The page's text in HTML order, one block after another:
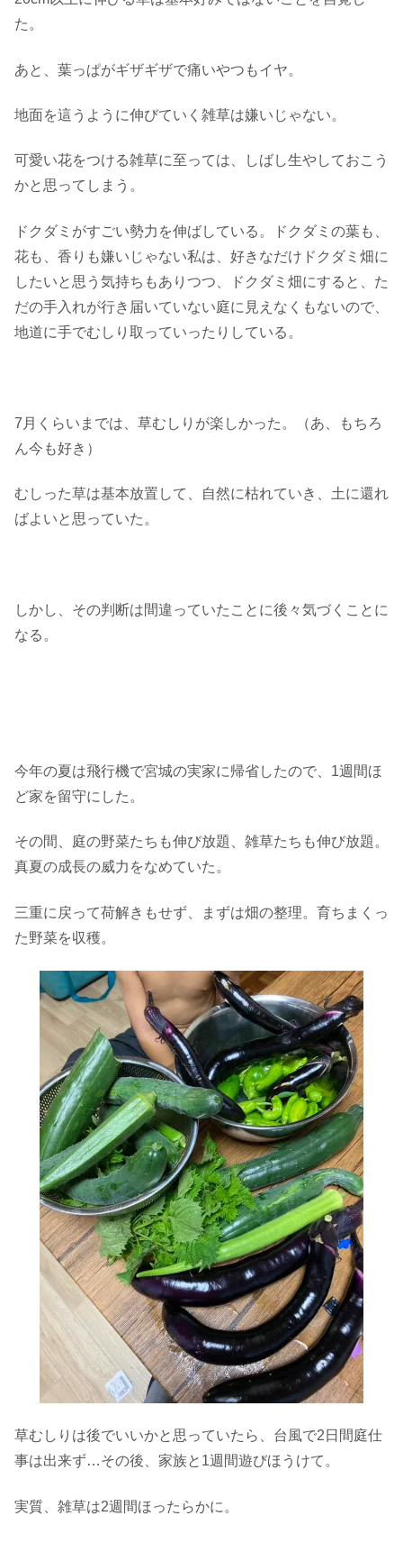
た。
あと、葉っぱがギザギザで痛いやつもイヤ。
地面を這うように伸びていく雑草は嫌いじゃない。
可愛い花をつける雑草に至っては、しばし生やしておこう
かと思ってしまう。
ドクダミがすごい勢力を伸ばしている。ドクダミの葉も、
花も、香りも嫌いじゃない私は、好きなだけドクダミ畑に
したいと思う気持ちもありつつ、ドクダミ畑にすると、た
だの手入れが行き届いていない庭に見えなくもないので、
地道に手でむしり取っていったりしている。
7月くらいまでは、草むしりが楽しかった。（あ、もちろ
ん今も好き）
むしった草は基本放置して、自然に枯れていき、土に還れ
ばよいと思っていた。
しかし、その判断は間違っていたことに後々気づくことに
なる。
今年の夏は飛行機で宮城の実家に帰省したので、1週間ほ
ど家を留守にした。
その間、庭の野菜たちも伸び放題、雑草たちも伸び放題。
真夏の成長の威力をなめていた。
三重に戻って荷解きもせず、まずは畑の整理。育ちまくっ
た野菜を収穫。
草むしりは後でいいかと思っていたら、台風で2日間庭仕
事は出来ず…その後、家族と1週間遊びほうけて。
実質、雑草は2週間ほったらかに。